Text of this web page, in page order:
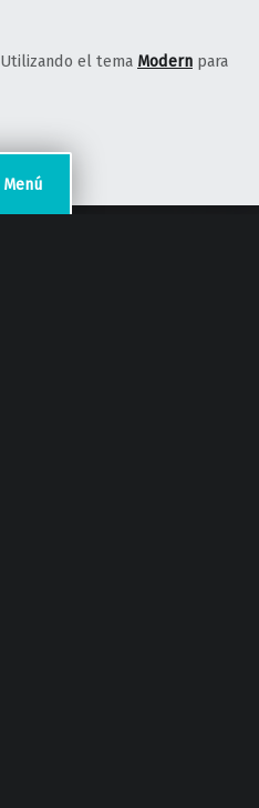
Menú
Utilizando el tema Modern para